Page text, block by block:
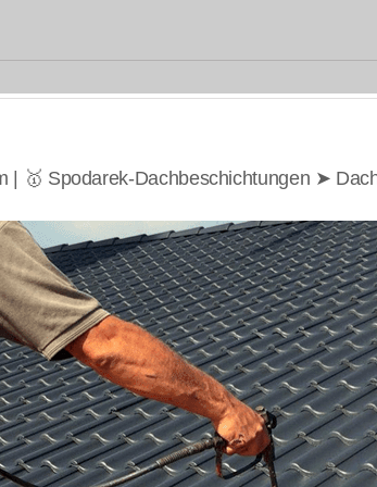
| 🥇 Spodarek-Dachbeschichtungen ➤